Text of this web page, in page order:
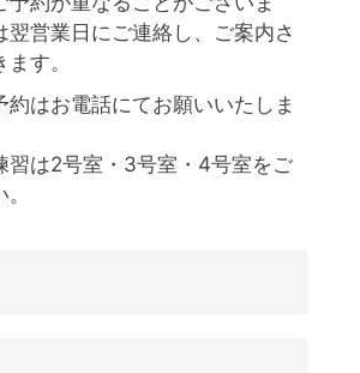
翌営業日にご連絡し、ご案内さ
す。
約はお電話にてお願いいたしま
習は2号室・3号室・4号室をご